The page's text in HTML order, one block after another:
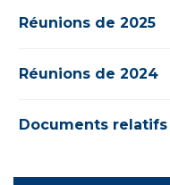
Réunions de 2025
Réunions de 2024
Documents